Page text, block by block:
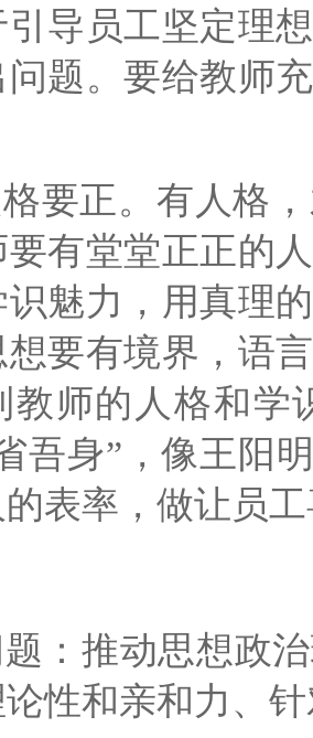
导员工坚定理
题。要给教师
要正。有人格
有堂堂正正的
魅力，用真理
要有境界，语
教师的人格和学
吾身”，像王阳
表率，做让员
：推动思想政
性和亲和力、